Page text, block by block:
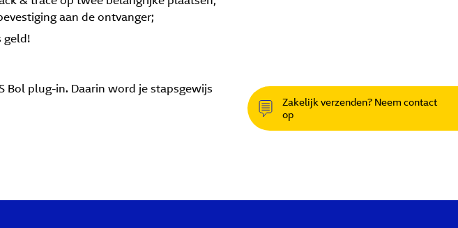
aan de ontvanger;
geld!
Bol plug-in. Daarin word je stapsgewijs
Zakelijk verzenden? Neem contact
op